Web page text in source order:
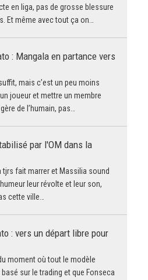
en liga, pas de grosse blessure
Et même avec tout ça on…
: Mangala en partance vers
mais c’est un peu moins
joueur et mettre un membre
de l’humain, pas…
par l'OM dans la
tjrs fait marrer et Massilia sound
leur révolte et leur son,
cette ville…
: vers un départ libre pour
moment où tout le modèle
sur le trading et que Fonseca